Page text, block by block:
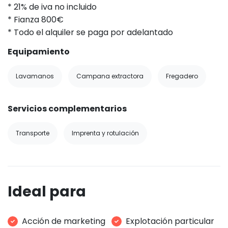
* 21% de iva no incluido
* Fianza 800€
* Todo el alquiler se paga por adelantado
Equipamiento
Lavamanos Campana extractora Fregadero
Servicios complementarios
Transporte Imprenta y rotulación
Ideal para
Acción de marketing
Explotación particular